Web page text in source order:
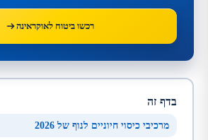
רכשו ביטוח לאוקראינה
בדף זה
מרכיבי כיסוי חיוניים לנוף של 2026